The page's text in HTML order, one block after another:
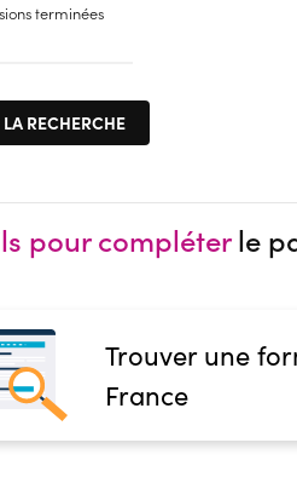
terminées
pour compléterle
Trouver une
France